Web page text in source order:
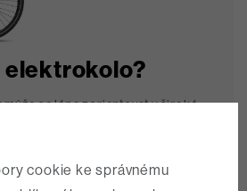
se lépe zorientovat v široké
cookie ke správnému